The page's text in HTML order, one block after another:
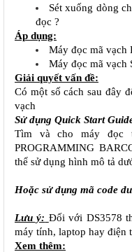
Sét xuống dòng
đọc ?
Áp dụng:
Máy đọc mã vạch
Máy đọc mã vạch
Giải quyết vấn đề:
Có một số cách sau đây
vạch
Sử dụng Quick Start
Tìm và cho máy đọc
PROGRAMMING
thể sử dụng hình mô tả
Hoặc sử dụng mã code
Lưu ý: Đối với DS3578
máy tính, laptop hay điện
Xem thêm: